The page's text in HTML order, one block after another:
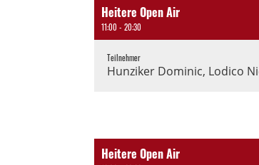
Heitere Open Air
11:00 - 20:30
Teilnehmer
Hunziker Dominic, Lodico
Heitere Open Air